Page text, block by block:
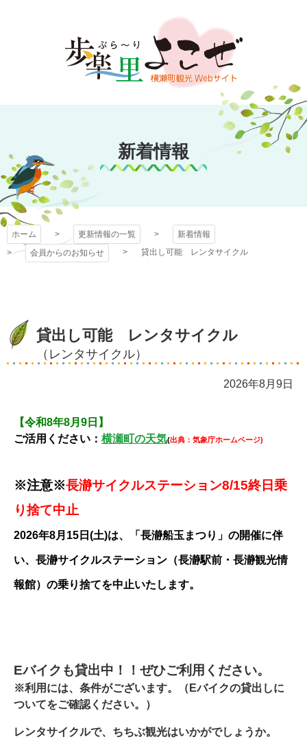
文
キ
プ
歩楽～里（ぶら～
り）よこぜ
新着情報
ホーム 更新情報の一覧
新着情報
会員からのお知らせ
貸出し可能 レンタサイクル
貸出し可能 レンタサイクル
（レンタサイクル）
2026年8月9日
【令和8年8月9日】
ご活用ください： 横瀬町の天気(出典：気象庁ホームページ)
※注意※長瀞サイクルステーション8/15終日乗
り捨て中止
2026年8月15日(土)は、「長瀞船玉まつり」の開催に伴
い、長瀞サイクルステーション（長瀞駅前・長瀞観光情
報館）の乗り捨てを中止いたします。
Eバイクも貸出中！！ぜひご利用ください。
※利用には、条件がございます。（Eバイクの貸出しに
ついてをご確認ください。）
レンタサイクルで、 ちちぶ観光はいかがでしょうか。